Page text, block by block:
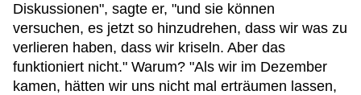
Diskussionen", sagte er, "und sie können
versuchen, es jetzt so hinzudrehen, dass wir was zu
verlieren haben, dass wir kriseln. Aber das
funktioniert nicht." Warum? "Als wir im Dezember
kamen, hätten wir uns nicht mal erträumen lassen,